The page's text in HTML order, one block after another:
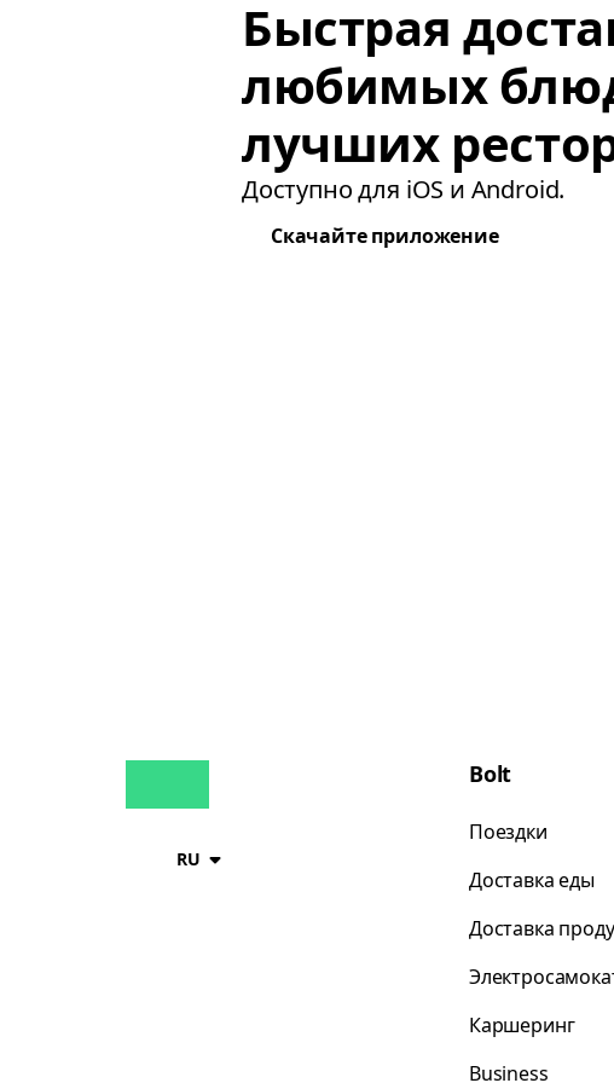
Быстрая
любимых
лучших
Доступно для iOS и Android.
Скачайте приложение
RU
Bolt
Поездки
Доставка еды
Доставка
Каршеринг
Business